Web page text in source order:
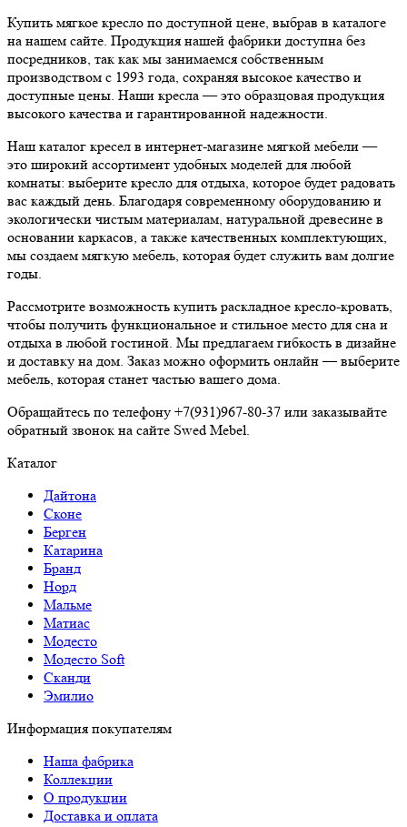
Купить мягкое кресло по доступной цене, выбрав в каталоге
на нашем сайте. Продукция нашей фабрики доступна без
посредников, так как мы занимаемся собственным
производством с 1993 года, сохраняя высокое качество и
доступные цены. Наши кресла — это образцовая продукция
высокого качества и гарантированной надежности.
Наш каталог кресел в интернет-магазине мягкой мебели —
это широкий ассортимент удобных моделей для любой
комнаты: выберите кресло для отдыха, которое будет радовать
вас каждый день. Благодаря современному оборудованию и
экологически чистым материалам, натуральной древесине в
основании каркасов, а также качественных комплектующих,
мы создаем мягкую мебель, которая будет служить вам долгие
годы.
Рассмотрите возможность купить раскладное кресло-кровать,
чтобы получить функциональное и стильное место для сна и
отдыха в любой гостиной. Мы предлагаем гибкость в дизайне
и доставку на дом. Заказ можно оформить онлайн — выберите
мебель, которая станет частью вашего дома.
Обращайтесь по телефону +7(931)967-80-37 или заказывайте
обратный звонок на сайте Swed Mebel.
Каталог
Дайтона
Сконе
Берген
Катарина
Бранд
Норд
Мальме
Матиас
Модесто
Модесто Soft
Сканди
Эмилио
Информация покупателям
Наша фабрика
Коллекции
О продукции
Доставка и оплата